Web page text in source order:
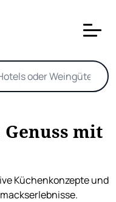
mit
Küchenkonzepte und